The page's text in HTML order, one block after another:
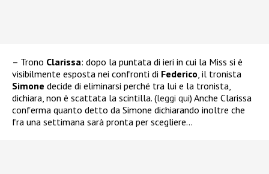
– Trono Clarissa: dopo la puntata di ieri in cui la Miss si è
visibilmente esposta nei confronti di Federico , il tronista
Simone decide di eliminarsi perché tra lui e la tronista,
dichiara, non è scattata la scintilla. (leggi qui) Anche Clarissa
conferma quanto detto da Simone dichiarando inoltre che
fra una settimana sarà pronta per scegliere…